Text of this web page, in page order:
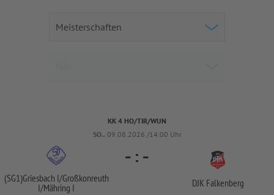
KK 4 HO/TIR/WUN
SO.. 09.08.2026 /14:00 Uhr
(SG1)Griesbach I/Großkonreuth
I/Mähring I
- : -
DJK Falkenberg